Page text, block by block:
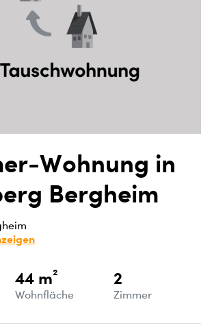
Wohnung in
Bergheim
44 m²
Wohnfläche
2
Zimmer